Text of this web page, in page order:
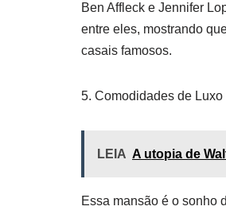
Ben Affleck e Jennifer
entre eles, mostrando
casais famosos.
5. Comodidades de
LEIA A utopia de
Essa mansão é o sonho